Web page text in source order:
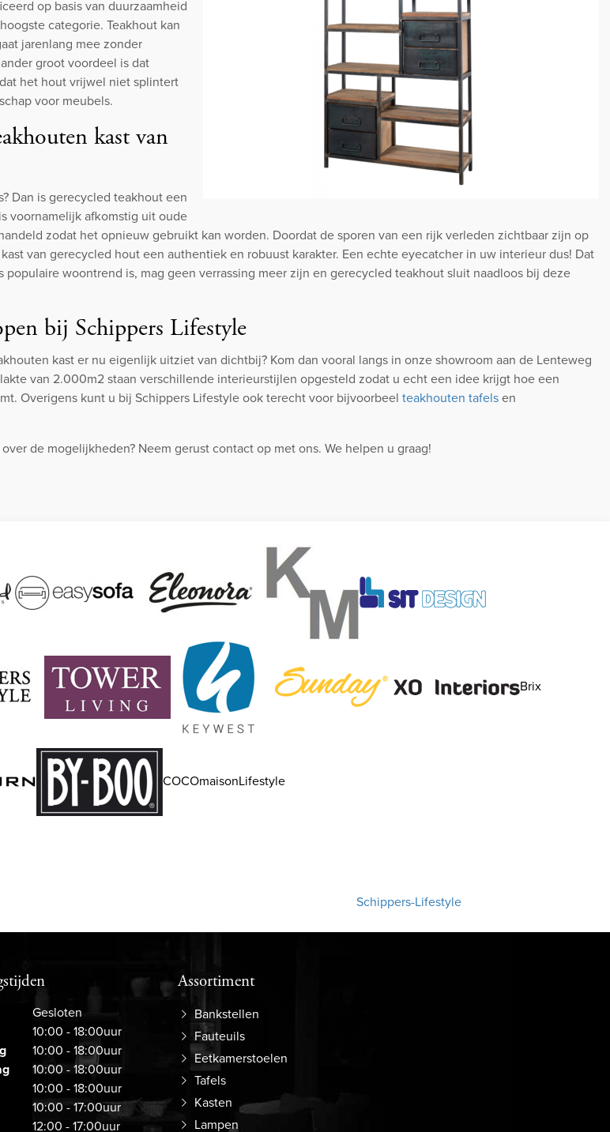
op basis van duurzaamheid
categorie. Teakhout kan
jarenlang mee zonder
groot voordeel is dat
het hout vrijwel niet splintert
voor meubels.
kast van
Dan is gerecycled teakhout een
voornamelijk afkomstig uit oude
zodat het opnieuw gebruikt kan worden. Doordat de sporen van een rijk verleden zichtbaar zijn op
van gerecycled hout een authentiek en robuust karakter. Een echte eyecatcher in uw interieur dus! Dat
populaire woontrend is, mag geen verrassing meer zijn en gerecycled teakhout sluit naadloos bij deze
bij Schippers Lifestyle
kast er nu eigenlijk uitziet van dichtbij? Kom dan vooral langs in onze showroom aan de Lenteweg
van 2.000m2 staan verschillende interieurstijlen opgesteld zodat u echt een idee krijgt hoe een
Overigens kunt u bij Schippers Lifestyle ook terecht voor bijvoorbeel teakhouten tafelsen
de mogelijkheden? Neem gerust contact op met ons. We helpen u graag!
Brix
COCOmaisonLifestyle
Gesloten
10:00 - 18:00uur
10:00 - 18:00uur
10:00 - 18:00uur
10:00 - 18:00uur
10:00 - 17:00uur
12:00 - 17:00uur
Assortiment
Bankstellen
Fauteuils
Eetkamerstoelen
Tafels
Kasten
Lampen
Schippers-Lifestyle